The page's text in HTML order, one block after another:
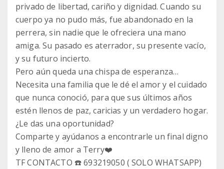
privado de libertad, cariño y dignidad. Cuando su
cuerpo ya no pudo más, fue abandonado en la
perrera, sin nadie que le ofreciera una mano
amiga. Su pasado es aterrador, su presente vacío,
y su futuro incierto.
Pero aún queda una chispa de esperanza…
Necesita una familia que le dé el amor y el cuidado
que nunca conoció, para que sus últimos años
estén llenos de paz, caricias y un verdadero hogar.
¿Le das una oportunidad?
Comparte y ayúdanos a encontrarle un final digno
y lleno de amor a Terry❤️
TF CONTACTO ☎️ 693219050 ( SOLO WHATSAPP)